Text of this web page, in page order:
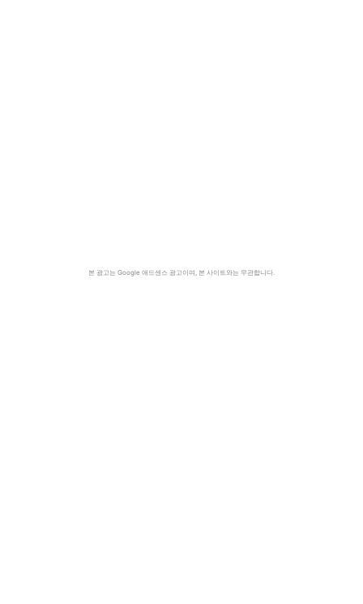
본 광고는 Google 애드센스 광고이며, 본 사이트와는 무관합니다.